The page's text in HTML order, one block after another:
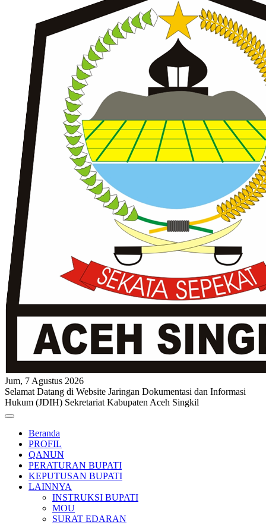
Jum, 7 Agustus 2026
Selamat Datang di Website Jaringan Dokumentasi dan Informasi
Hukum (JDIH) Sekretariat Kabupaten Aceh Singkil
Beranda
PROFIL
QANUN
PERATURAN BUPATI
KEPUTUSAN BUPATI
LAINNYA
INSTRUKSI BUPATI
MOU
SURAT EDARAN